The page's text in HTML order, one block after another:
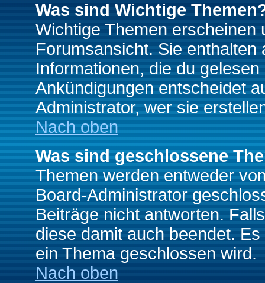
Was sind Wichtige
Wichtige Themen erscheinen
Forumsansicht. Sie
Informationen, die du
Ankündigungen entscheidet
Administrator, wer sie
Nach oben
Was sind geschlossene
Themen werden entweder
Board-Administrator
Beiträge nicht antworten.
diese damit auch beendet.
ein Thema geschlossen wird.
Nach oben